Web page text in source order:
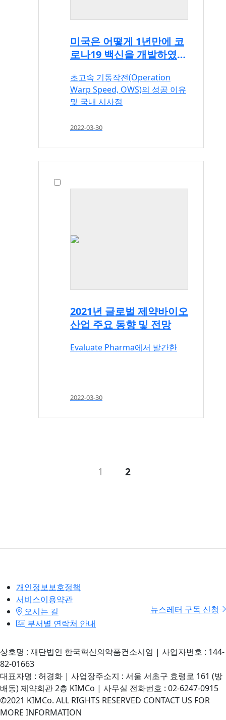
미국은 어떻게 1년만에 코
로나19 백신을 개발하였는
초고속 기동작전(Operation
Warp Speed, OWS)의 성공 이유
및 국내 시사점
2022-03-30
2021년 글로벌 제약바이오
산업 주요 동향 및 전망
Evaluate Pharma에서 발간한
2022-03-30
1 2
개인정보보호정책
서비스이용약관
오시는 길
부서별 연락처 안내
뉴스레터 구독 신청
상호명 : 재단법인 한국혁신의약품컨소시엄 | 사업자번호 : 144-
82-01663
대표자명 : 허경화 | 사업장주소지 : 서울 서초구 효령로 161 (방
배동) 제약회관 2층 KIMCo | 사무실 전화번호 : 02-6247-0915
©2021 KIMCo. ALL RIGHTS RESERVED CONTACT US FOR
MORE INFORMATION